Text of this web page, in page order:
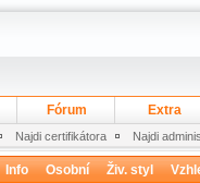
Fórum Extra
Najdi certifikátora Najdi
Info Osobní Živ. styl